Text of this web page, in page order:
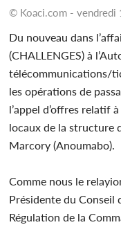
© Koaci.com -
Du nouveau dans
(CHALLENGES) à
télécommunications/
les opérations de
l’appel d’offres relatif
locaux de la structure
Marcory (Anoumabo).
Comme nous le
Présidente du Conseil
Régulation de la